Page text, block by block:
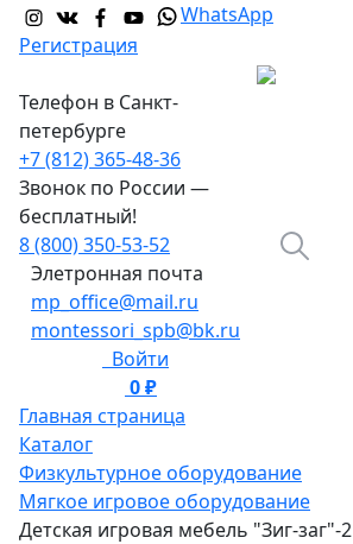
WhatsApp
Регистрация
Телефон в Санкт-
петербурге
+7 (812) 365-48-36
Звонок по России —
бесплатный!
8 (800) 350-53-52
Элетронная почта
mp_office@mail.ru
montessori_spb@bk.ru
Войти
0 ₽
Главная страница
Каталог
Физкультурное оборудование
Мягкое игровое оборудование
Детская игровая мебель "Зиг-заг"-2